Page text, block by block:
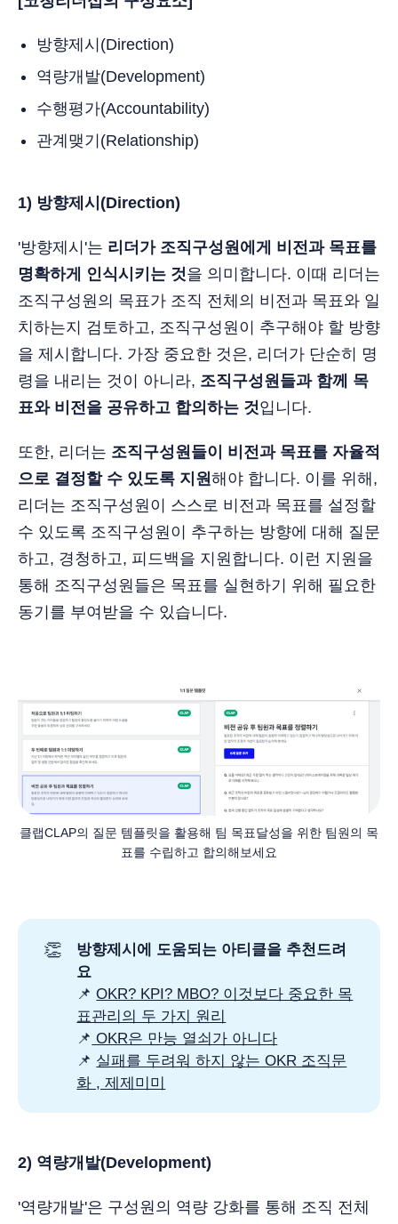
방향제시(Direction)
역량개발(Development)
수행평가(Accountability)
관계맺기(Relationship)
1) 방향제시(Direction)
'방향제시'는 리더가 조직구성원에게 비전과 목표를
명확하게 인식시키는 것을 의미합니다. 이때 리더는
조직구성원의 목표가 조직 전체의 비전과 목표와 일
치하는지 검토하고, 조직구성원이 추구해야 할 방향
을 제시합니다. 가장 중요한 것은, 리더가 단순히 명
령을 내리는 것이 아니라, 조직구성원들과 함께 목
표와 비전을 공유하고 합의하는 것입니다.
또한, 리더는 조직구성원들이 비전과 목표를 자율적
으로 결정할 수 있도록 지원 해야 합니다. 이를 위해,
리더는 조직구성원이 스스로 비전과 목표를 설정할
수 있도록 조직구성원이 추구하는 방향에 대해 질문
하고, 경청하고, 피드백을 지원합니다. 이런 지원을
통해 조직구성원들은 목표를 실현하기 위해 필요한
동기를 부여받을 수 있습니다.
클랩CLAP의 질문 템플릿을 활용해 팀 목표달성을 위한 팀원의 목
표를 수립하고 합의해보세요
👏
방향제시에 도움되는 아티클을 추천드려
요
📌OKR? KPI? MBO? 이것보다 중요한 목
표관리의 두 가지 원리
📌 OKR은 만능 열쇠가 아니다
📌 실패를 두려워 하지 않는 OKR 조직문
화 , 제제미미
2) 역량개발(Development)
'역량개발'은 구성원의 역량 강화를 통해 조직 전체